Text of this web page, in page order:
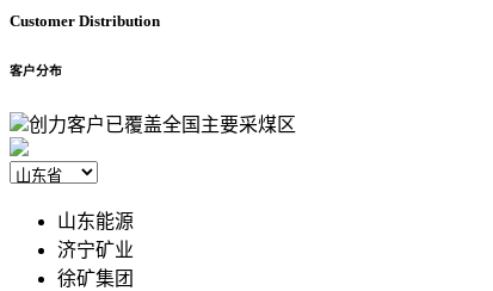
Customer Distribution
客户分布
创力客户已覆盖全国主要采煤区
山东能源
济宁矿业
徐矿集团